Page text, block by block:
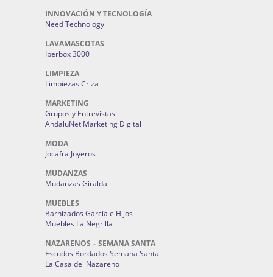
INNOVACIÓN Y TECNOLOGÍA
Need Technology
LAVAMASCOTAS
Iberbox 3000
LIMPIEZA
Limpiezas Criza
MARKETING
Grupos y Entrevistas
AndaluNet Marketing Digital
MODA
Jocafra Joyeros
MUDANZAS
Mudanzas Giralda
MUEBLES
Barnizados García e Hijos
Muebles La Negrilla
NAZARENOS – SEMANA SANTA
Escudos Bordados Semana Santa
La Casa del Nazareno